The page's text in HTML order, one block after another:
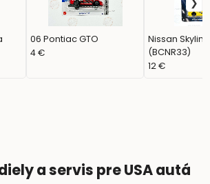
06 Pontiac GTO
4 €
Nissan
(BCNR33)
12 €
a servis pre USA autá